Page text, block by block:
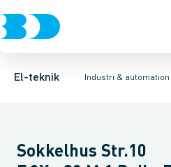
El-teknik Industri & automation
Afbrydere, stikkontakter &
Industristiksystemer
Kapsling for industristik
Sokkelhus Str.10